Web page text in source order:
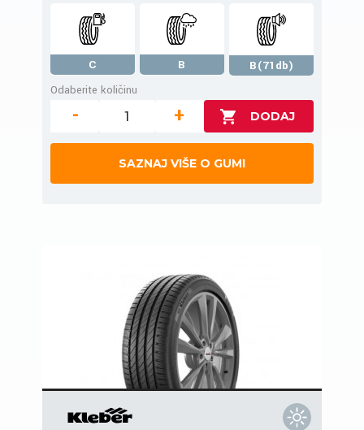
C B
B(71db)
Odaberite količinu
- +
SAZNAJ VIŠE O GUMI